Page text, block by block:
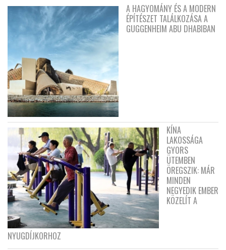
A HAGYOMÁNY ÉS A MODERN
ÉPÍTÉSZET TALÁLKOZÁSA A
GUGGENHEIM ABU DHABIBAN
KÍNA
LAKOSSÁGA
GYORS
ÜTEMBEN
ÖREGSZIK: MÁR
MINDEN
NEGYEDIK EMBER
KÖZELÍT A
NYUGDÍJKORHOZ